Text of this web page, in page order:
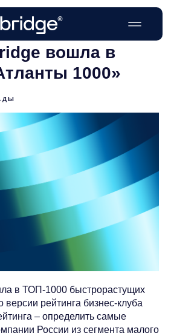
вошла в
1000»
в ТОП-1000 быстрорастущих
версии рейтинга бизнес-клуба
– определить самые
России из сегмента малого